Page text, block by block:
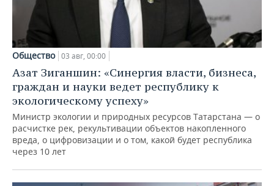
Общество 03 авг, 00:00
Азат Зиганшин: «Синергия власти, бизнеса,
граждан и науки ведет республику к
экологическому успеху»
Министр экологии и природных ресурсов Татарстана — о
расчистке рек, рекультивации объектов накопленного
вреда, о цифровизации и о том, какой будет республика
через 10 лет